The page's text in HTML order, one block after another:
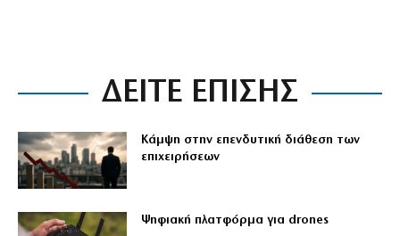
ΔΕΙΤΕ ΕΠΙΣΗΣ
Κάμψη στην επενδυτική διάθεση των
επιχειρήσεων
Ψηφιακή πλατφόρμα για drones